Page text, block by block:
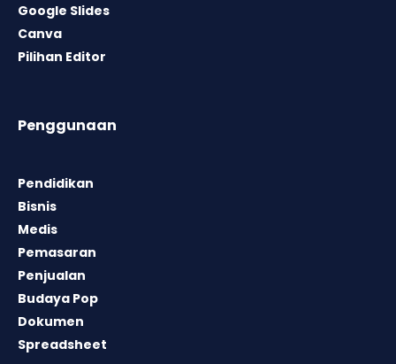
Google Slides
Canva
Pilihan Editor
Penggunaan
Pendidikan
Bisnis
Medis
Pemasaran
Penjualan
Budaya Pop
Dokumen
Spreadsheet